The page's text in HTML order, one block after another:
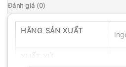
Đánh giá (0)
HÃNG SẢN XUẤT